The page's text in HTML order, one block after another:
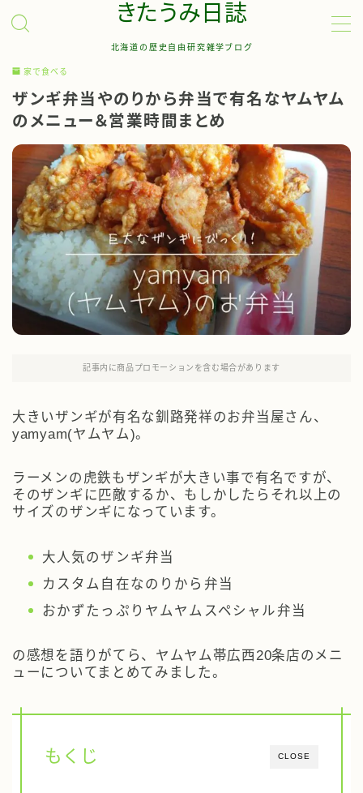
きたうみ日誌
北海道の歴史自由研究雑学ブログ
お問い合わせ
管理人について
サイトマップ
家で食べる
ザンギ弁当やのりから弁当で有名なヤムヤム
のメニュー＆営業時間まとめ
記事内に商品プロモーションを含む場合があります
大きいザンギが有名な釧路発祥のお弁当屋さん、
yamyam(ヤムヤム)。
ラーメンの虎鉄もザンギが大きい事で有名ですが、
そのザンギに匹敵するか、もしかしたらそれ以上の
サイズのザンギになっています。
大人気のザンギ弁当
カスタム自在なのりから弁当
おかずたっぷりヤムヤムスペシャル弁当
の感想を語りがてら、ヤムヤム帯広西20条店のメニ
ューについてまとめてみました。
CLOSE
もくじ